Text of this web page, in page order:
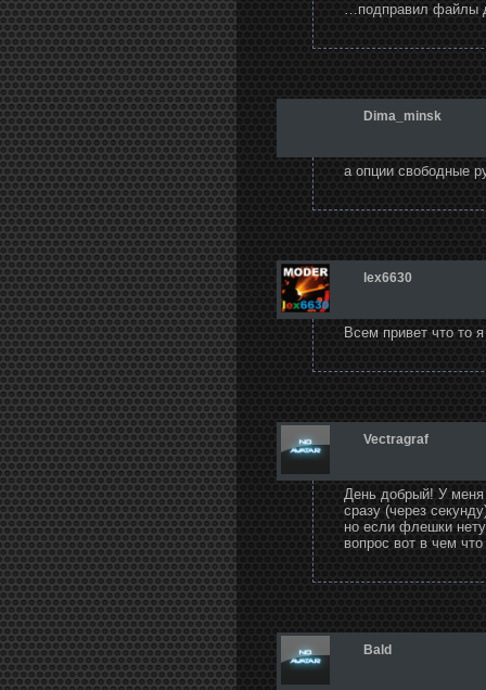
…подправил файлы
Dima_minsk
а опции свободные
lex6630
Всем привет что то
Vectragraf
День добрый! У меня
сразу (через
но если флешки
вопрос вот в чем
Bald